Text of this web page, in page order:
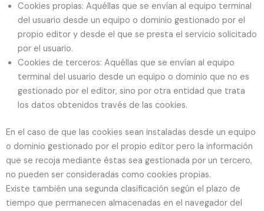
Cookies propias: Aquéllas que se envían al equipo terminal
del usuario desde un equipo o dominio gestionado por el
propio editor y desde el que se presta el servicio solicitado
por el usuario.
Cookies de terceros: Aquéllas que se envían al equipo
terminal del usuario desde un equipo o dominio que no es
gestionado por el editor, sino por otra entidad que trata
los datos obtenidos través de las cookies.
En el caso de que las cookies sean instaladas desde un equipo
o dominio gestionado por el propio editor pero la información
que se recoja mediante éstas sea gestionada por un tercero,
no pueden ser consideradas como cookies propias.
Existe también una segunda clasificación según el plazo de
tiempo que permanecen almacenadas en el navegador del